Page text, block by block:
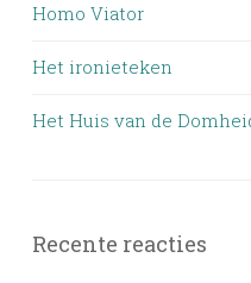
Homo Viator
Het ironieteken
Het Huis van de
Recente reacties